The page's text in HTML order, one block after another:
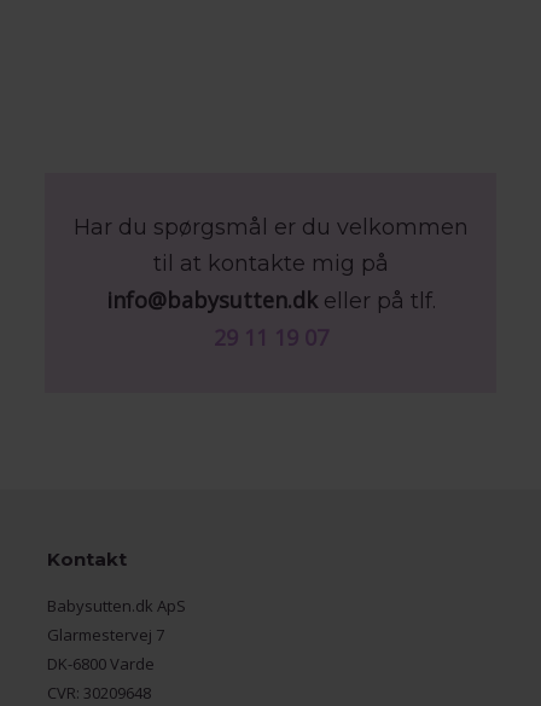
Har du spørgsmål er du velkommen
til at kontakte mig på
info@babysutten.dkeller på tlf.
29 11 19 07
Kontakt
Babysutten.dk ApS
Glarmestervej 7
DK-6800 Varde
CVR: 30209648